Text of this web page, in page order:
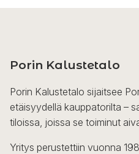
Porin Kalustetalo
Porin Kalustetalo sijaitsee
etäisyydellä kauppatorilta –
tiloissa, joissa se toiminut
Yritys perustettiin vuonna